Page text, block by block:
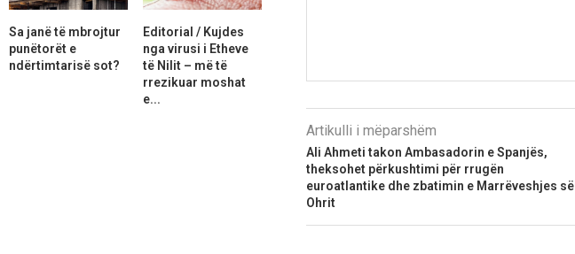
Artikulli i mëparshëm
Ali Ahmeti takon Ambasadorin e Spanjës,
theksohet përkushtimi për rrugën
euroatlantike dhe zbatimin e Marrëveshjes së
Ohrit
Sa janë të mbrojtur
punëtorët e
ndërtimtarisë sot?
Editorial / Kujdes
nga virusi i Etheve
të Nilit – më të
rrezikuar moshat
e...